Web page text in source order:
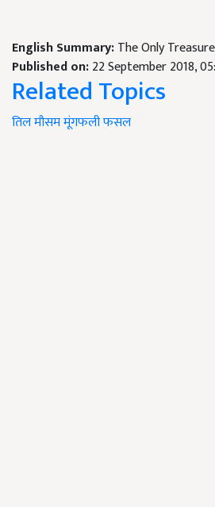
English Summary:The Only
Published on:22 September 2018,
Related Topics
तिलमौसममूंगफलीफसल